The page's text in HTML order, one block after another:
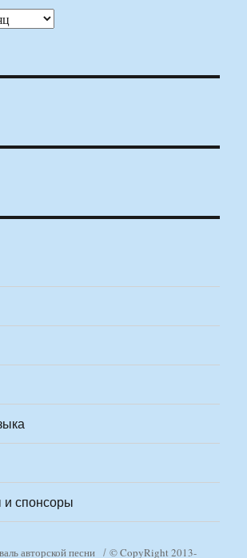
и спонсоры
авторской песни © CopyRight 2013-